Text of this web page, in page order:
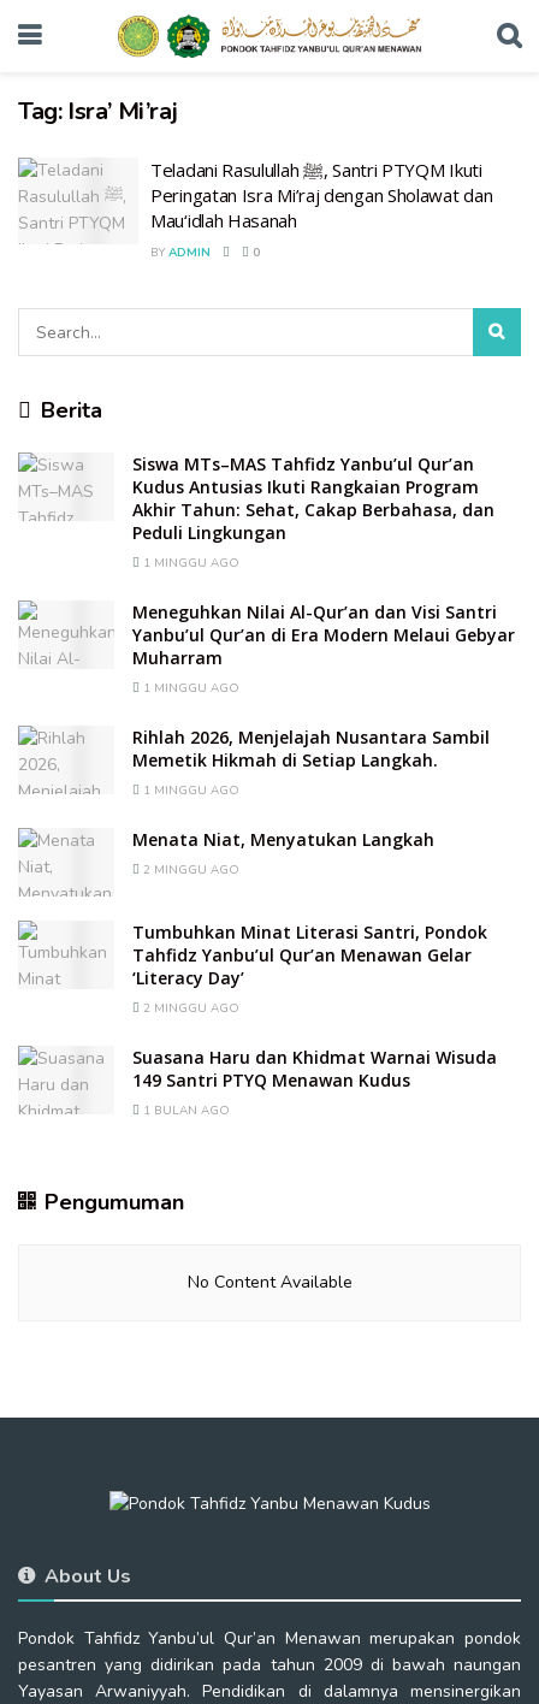
Tag: Isra’ Mi’raj
Teladani Rasulullah ﷺ, Santri PTYQM Ikuti
Peringatan Isra Mi’raj dengan Sholawat dan
Mau‘idlah Hasanah
BY ADMIN 0
Berita
Siswa MTs–MAS Tahfidz Yanbu’ul Qur’an
Kudus Antusias Ikuti Rangkaian Program
Akhir Tahun: Sehat, Cakap Berbahasa, dan
Peduli Lingkungan
1 MINGGU AGO
Meneguhkan Nilai Al-Qur’an dan Visi Santri
Yanbu’ul Qur’an di Era Modern Melaui Gebyar
Muharram
1 MINGGU AGO
Rihlah 2026, Menjelajah Nusantara Sambil
Memetik Hikmah di Setiap Langkah.
1 MINGGU AGO
Menata Niat, Menyatukan Langkah
2 MINGGU AGO
Tumbuhkan Minat Literasi Santri, Pondok
Tahfidz Yanbu’ul Qur’an Menawan Gelar
‘Literacy Day’
2 MINGGU AGO
Suasana Haru dan Khidmat Warnai Wisuda
149 Santri PTYQ Menawan Kudus
1 BULAN AGO
Pengumuman
No Content Available
About Us
Pondok Tahfidz Yanbu’ul Qur’an Menawan merupakan pondok
pesantren yang didirikan pada tahun 2009 di bawah naungan
Yayasan Arwaniyyah. Pendidikan di dalamnya mensinergikan